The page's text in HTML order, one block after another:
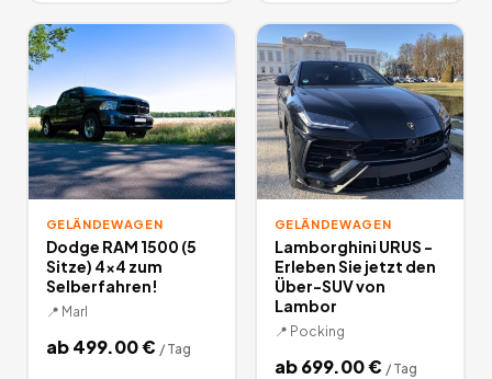
GELÄNDEWAGEN
Dodge RAM 1500 (5
Sitze) 4x4 zum
Selberfahren!
📍 Marl
ab499.00€ / Tag
GELÄNDEWAGEN
Lamborghini URUS -
Erleben Sie jetzt den
Über-SUV von
Lambor
📍 Pocking
ab699.00€ / Tag